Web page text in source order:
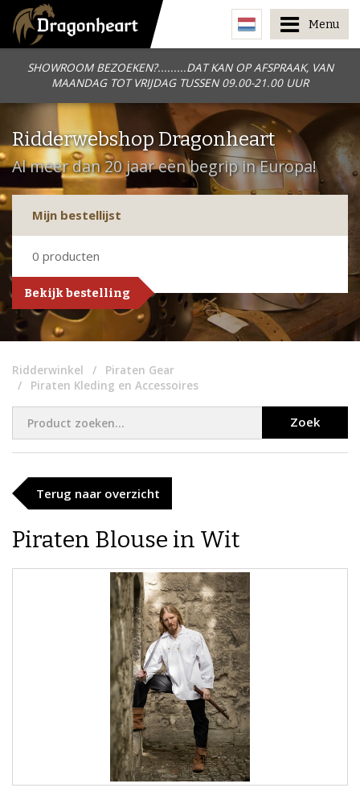
SHOWROOM BEZOEKEN?.........DAT KAN OP AFSPRAAK, VAN
MAANDAG TOT VRIJDAG TUSSEN 09.00-21.00 UUR
Menu
Ridderwebshop Dragonheart
Al meer dan 20 jaar een begrip in Europa!
Mijn bestellijst
0 producten
Bekijk bestelling
Ridderwinkel
Piraten Gear
Piraten Kleding en Accessoires
Zoek
Terug naar overzicht
​Piraten Blouse in Wit